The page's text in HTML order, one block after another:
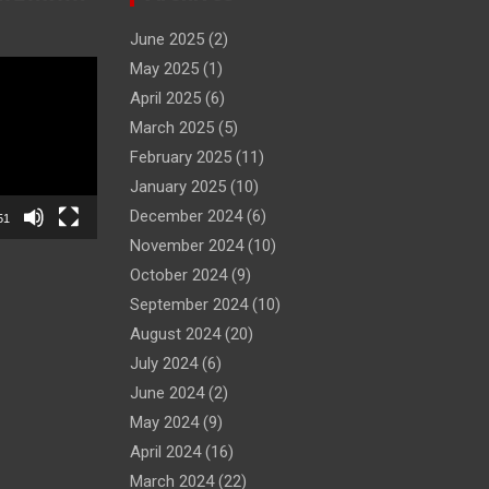
June 2025(2)
May 2025(1)
April 2025(6)
March 2025(5)
February 2025(11)
January 2025(10)
December 2024(6)
November 2024(10)
October 2024(9)
September 2024(10)
August 2024(20)
July 2024(6)
June 2024(2)
May 2024(9)
April 2024(16)
March 2024(22)